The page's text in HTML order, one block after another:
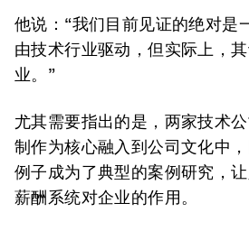
他说：“我们目前见证的绝对是
由技术行业驱动，但实际上，
业。”
尤其需要指出的是，两家技术
制作为核心融入到公司文化中
例子成为了典型的案例研究，
薪酬系统对企业的作用。